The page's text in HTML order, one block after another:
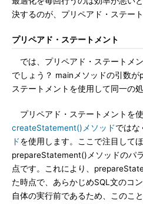
決するのが、プリペアド・ステー
プリペアド・ステートメント
では、プリペアド・ステートメ
でしょう？ mainメソッドの引数が
ステートメントを使用して同一の
プリペアド・ステートメントを使
createStatement()メソッドではな
ドを使用します。ここで注目してほ
prepareStatement()メソッドのパ
点です。これにより、
た時点で、あらかじめSQL文のコ
自体の実行前であるため、このこ